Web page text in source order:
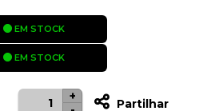
EM STOCK
EM STOCK
Quantidade
+
Partilhar